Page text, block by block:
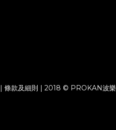
| 條款及細則 | 2018 © PROKAN波樂